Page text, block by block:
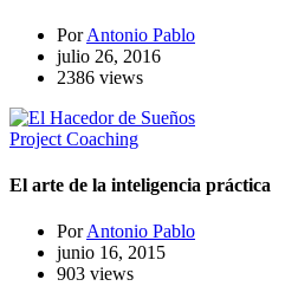
PorAntonio Pablo
julio 26, 2016
2386 views
Project Coaching
El arte de la inteligencia práctica
PorAntonio Pablo
junio 16, 2015
903 views